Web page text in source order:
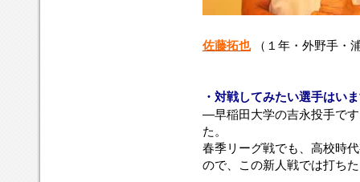
佐藤拓也 （１年・外野手・
・対戦してみたい選手はい
―早稲田大学の吉永投手で
た。
春季リーグ戦でも、高校時
ので、この新人戦では打ち